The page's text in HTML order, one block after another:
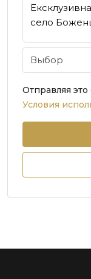
Выбор
Отправляя
Условия